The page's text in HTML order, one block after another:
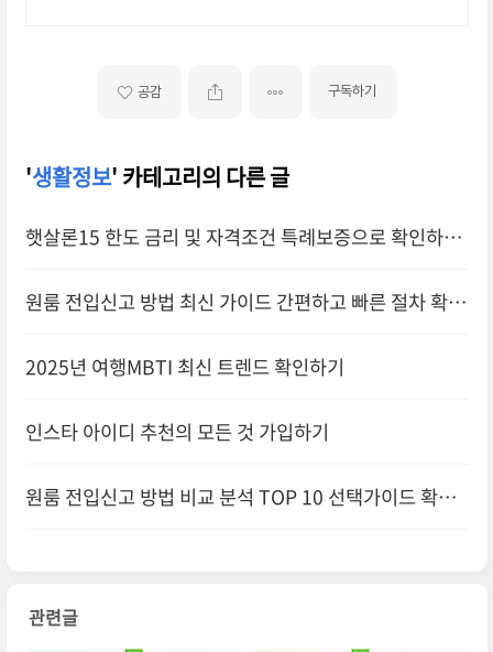
공감 구독하기
'생활정보' 카테고리의 다른 글
햇살론15 한도 금리 및 자격조건 특례보증으로 확인하기
원룸 전입신고 방법 최신 가이드 간편하고 빠른 절차 확인
2025년 여행MBTI 최신 트렌드 확인하기
인스타 아이디 추천의 모든 것 가입하기
원룸 전입신고 방법 비교 분석 TOP 10 선택가이드 확인
관련글